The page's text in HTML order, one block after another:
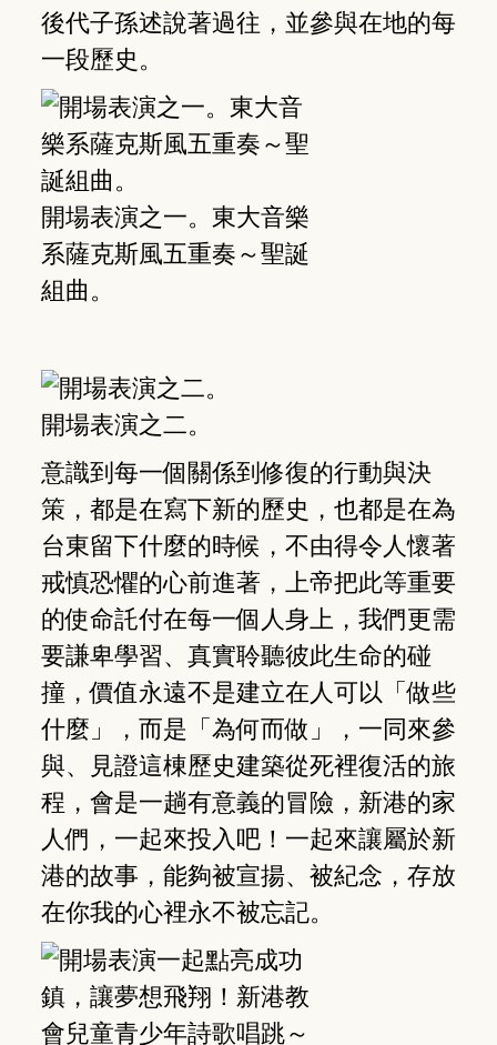
後代子孫述說著過往，並參與在地的每
一段歷史。
開場表演之一。東大音樂
系薩克斯風五重奏～聖誕
組曲。
開場表演之二。
意識到每一個關係到修復的行動與決
策，都是在寫下新的歷史，也都是在為
台東留下什麼的時候，不由得令人懷著
戒慎恐懼的心前進著，上帝把此等重要
的使命託付在每一個人身上，我們更需
要謙卑學習、真實聆聽彼此生命的碰
撞，價值永遠不是建立在人可以「做些
什麼」，而是「為何而做」，一同來參
與、見證這棟歷史建築從死裡復活的旅
程，會是一趟有意義的冒險，新港的家
人們，一起來投入吧！一起來讓屬於新
港的故事，能夠被宣揚、被紀念，存放
在你我的心裡永不被忘記。